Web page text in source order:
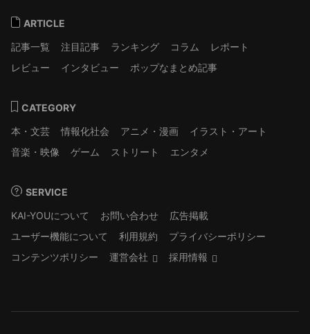
ARTICLE
記事一覧
注目記事 ランキング コラム
レポート
レビュー
インタビュー ポップなまとめ記事
CATEGORY
本・文芸
情報化社会 アニメ・漫画
イラスト・アート
音楽・映像
ゲーム ストリート エンタメ
SERVICE
KAI-YOUについて
お問い合わせ
広告掲載
ユーザー機能について
利用規約
プライバシーポリシー
コンテンツポリシー
運営会社 採用情報